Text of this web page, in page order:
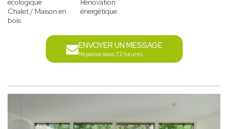
écologique
Chalet / Maison en
bois
Rénovation
énergétique
ENVOYER UN MESSAGE
Réponse sous 72 heures